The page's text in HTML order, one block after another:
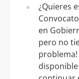
¿Quieres
en
pero no